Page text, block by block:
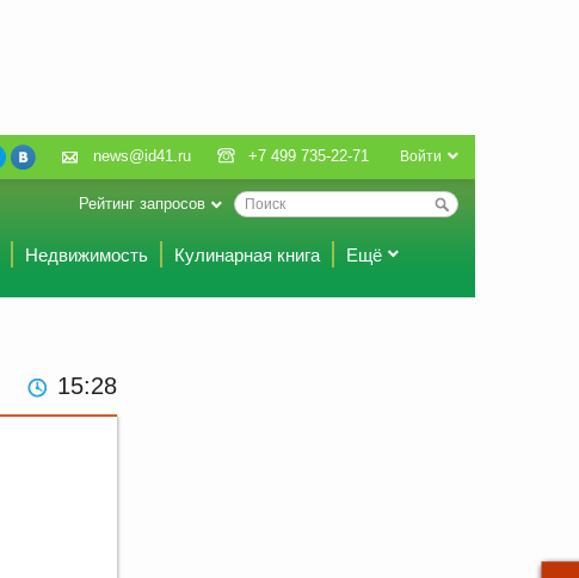
Войти
news@id41.ru +7 499 735-22-71
Рейтинг запросов
Недвижимость Кулинарная книга Ещё
15:28